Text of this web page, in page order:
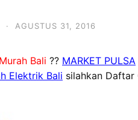
· AGUSTUS 31, 2016
Bali ?? MARKET PULSA
Elektrik Bali silahkan Daftar